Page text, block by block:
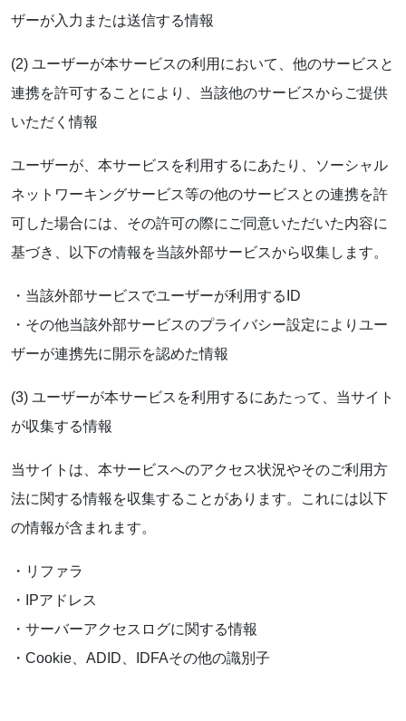
ザーが入力または送信する情報
(2) ユーザーが本サービスの利用において、他のサービスと
連携を許可することにより、当該他のサービスからご提供
いただく情報
ユーザーが、本サービスを利用するにあたり、ソーシャル
ネットワーキングサービス等の他のサービスとの連携を許
可した場合には、その許可の際にご同意いただいた内容に
基づき、以下の情報を当該外部サービスから収集します。
・当該外部サービスでユーザーが利用するID
・その他当該外部サービスのプライバシー設定によりユー
ザーが連携先に開示を認めた情報
(3) ユーザーが本サービスを利用するにあたって、当サイト
が収集する情報
当サイトは、本サービスへのアクセス状況やそのご利用方
法に関する情報を収集することがあります。これには以下
の情報が含まれます。
・リファラ
・IPアドレス
・サーバーアクセスログに関する情報
・Cookie、ADID、IDFAその他の識別子